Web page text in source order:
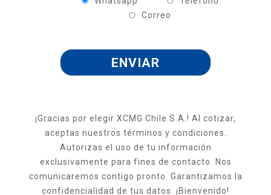
Correo
¡Gracias por elegir XCMG Chile S.A.! Al cotizar,
aceptas nuestros términos y condiciones.
Autorizas el uso de tu información
exclusivamente para fines de contacto. Nos
comunicaremos contigo pronto. Garantizamos la
confidencialidad de tus datos. ¡Bienvenido!